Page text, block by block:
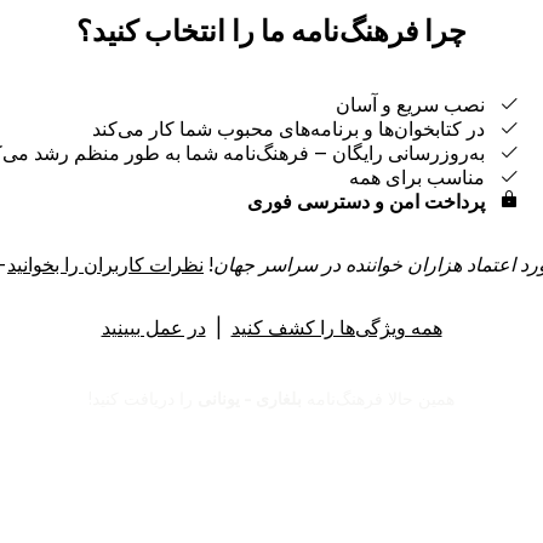
چرا فرهنگ‌نامه ما را انتخاب کنید؟
نصب سریع و آسان
در کتابخوان‌ها و برنامه‌های محبوب شما کار می‌کند
به‌روزرسانی رایگان ‒ فرهنگ‌نامه شما به طور منظم رشد
مناسب برای همه
پرداخت امن و دسترسی فوری
اعتماد هزاران خواننده در سراسر جهان! نظرات کاربران را بخوانید
همه ویژگی‌ها را کشف کنید |در عمل ببینید